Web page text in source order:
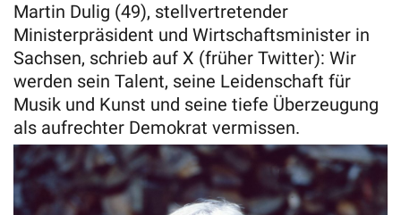
Martin Dulig (49), stellvertretender
Ministerpräsident und Wirtschaftsminister in
Sachsen, schrieb auf X (früher Twitter): Wir
werden sein Talent, seine Leidenschaft für
Musik und Kunst und seine tiefe Überzeugung
als aufrechter Demokrat vermissen.